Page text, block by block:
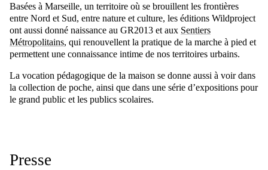
Basées à Marseille, un territoire où se brouillent les frontières
entre Nord et Sud, entre nature et culture, les éditions Wildproject
ont aussi donné naissance au GR2013 et aux Sentiers
Métropolitains, qui renouvellent la pratique de la marche à pied et
permettent une connaissance intime de nos territoires urbains.
La vocation pédagogique de la maison se donne aussi à voir dans
la collection de poche, ainsi que dans une série d’expositions pour
le grand public et les publics scolaires.
Presse